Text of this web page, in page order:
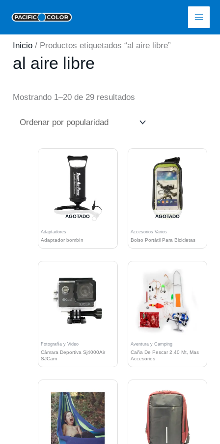
contenido
Inicio / Productos etiquetados “al aire libre”
al aire libre
Mostrando 1–20 de 29 resultados
popularidad
AGOTADO
Adaptadores
Adaptador bombín
AGOTADO
Accesorios Varios
Bolso Portátil Para Bicicletas
Fotografía y Video
Cámara Deportiva Sj4000Air
SJCam
Aventura y Camping
Caña De Pescar 2,40 Mt, Mas
Accesorios